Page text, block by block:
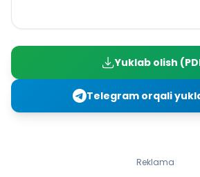
Yuklab olish
Telegram orqali
Reklama